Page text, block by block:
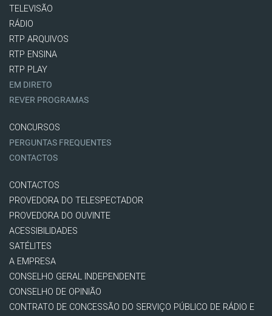
TELEVISÃO
RÁDIO
RTP ARQUIVOS
RTP ENSINA
RTP PLAY
EM DIRETO
REVER PROGRAMAS
CONCURSOS
PERGUNTAS FREQUENTES
CONTACTOS
CONTACTOS
PROVEDORA DO TELESPECTADOR
PROVEDORA DO OUVINTE
ACESSIBILIDADES
SATÉLITES
A EMPRESA
CONSELHO GERAL INDEPENDENTE
CONSELHO DE OPINIÃO
CONTRATO DE CONCESSÃO DO SERVIÇO PÚBLICO DE RÁDIO E